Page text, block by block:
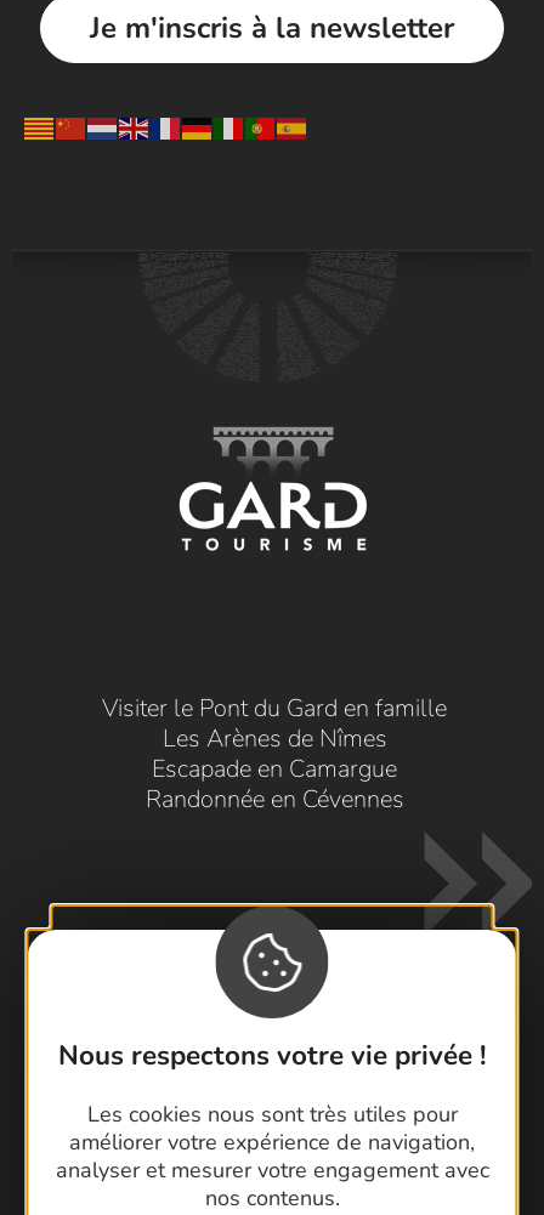
Nous respectons votre vie privée !
Les cookies nous sont très utiles pour
améliorer votre expérience de navigation,
analyser et mesurer votre engagement avec
nos contenus.
Je m'inscris à la newsletter
Visiter le Pont du Gard en famille
Les Arènes de Nîmes
Escapade en Camargue
Randonnée en Cévennes
Contactez-nous !
Brochures
Cartoguides et Topoguides
Latitude Gard